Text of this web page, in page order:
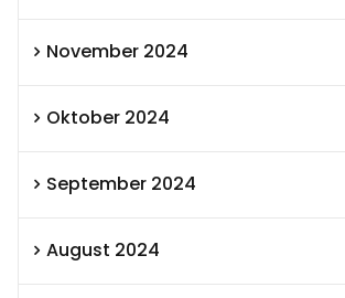
November 2024
Oktober 2024
September 2024
August 2024